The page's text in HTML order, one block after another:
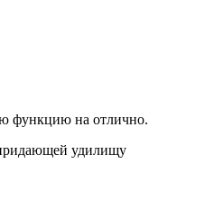
функцию на отлично.
удилищу